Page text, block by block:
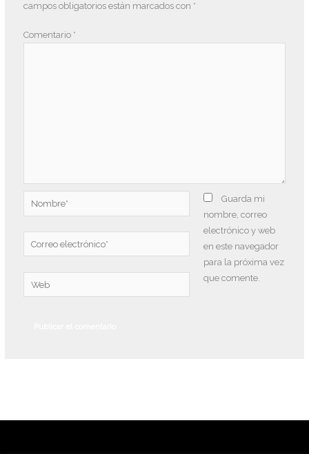
campos obligatorios están marcados con *
Comentario *
Nombre*
Correo
electrónico*
Web
Guarda mi
nombre, correo
electrónico y web
en este navegador
para la próxima vez
que comente.